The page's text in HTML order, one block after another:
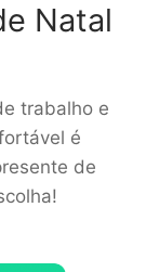
Natal
trabalho e
é
de